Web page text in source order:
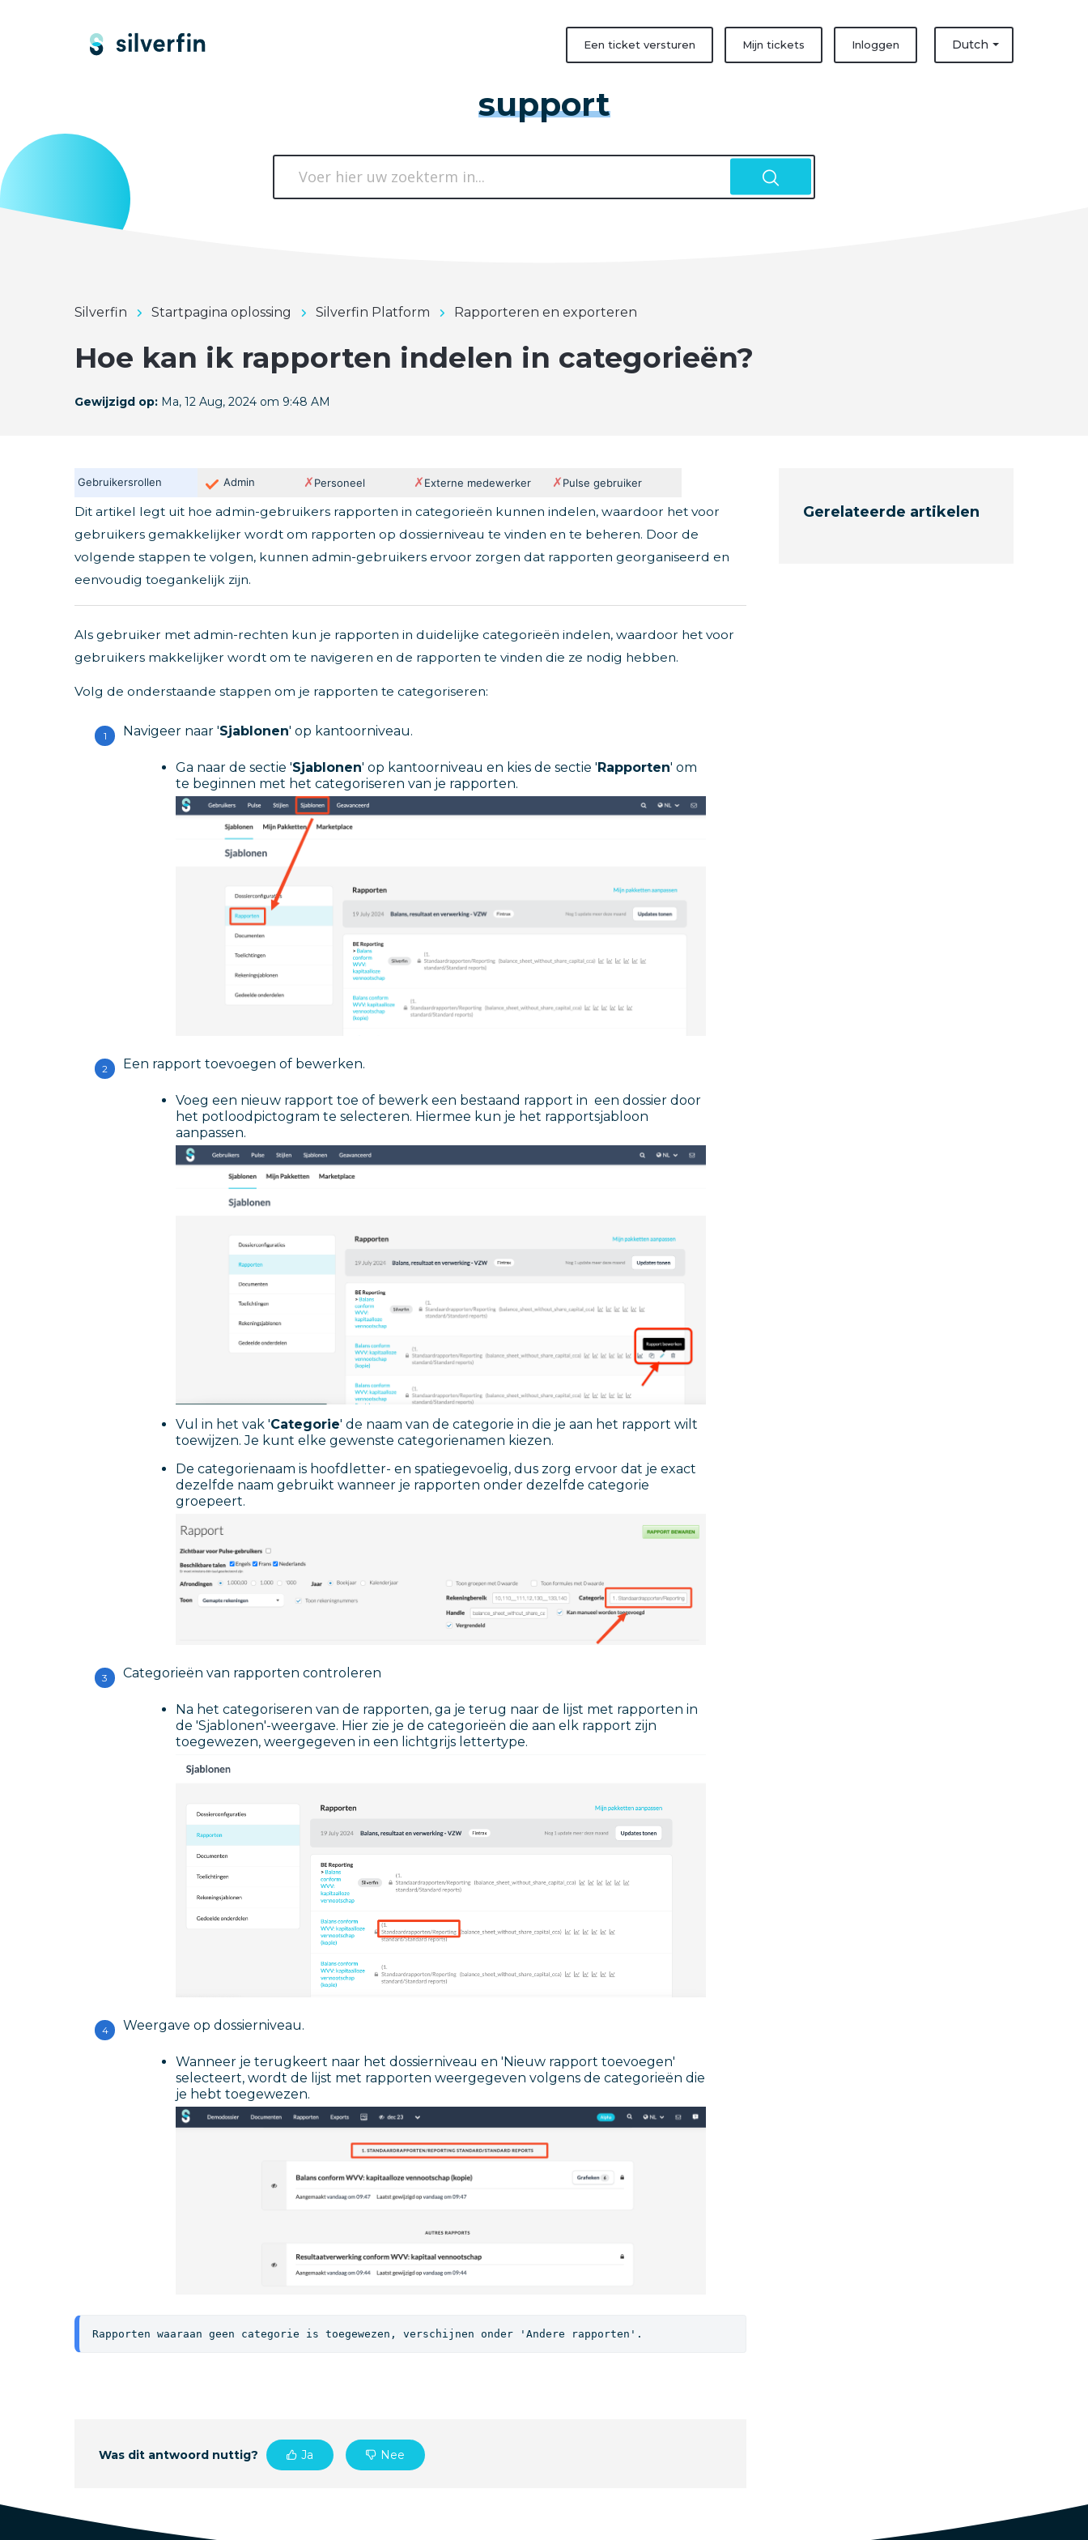
Een ticket versturen Mijn tickets Dutch
Inloggen
support
Silverfin Startpagina oplossing Silverfin Platform Rapporteren en exporteren
Hoe kan ik rapporten indelen in categorieën?
Gewijzigd op: Ma, 12 Aug, 2024 om 9:48 AM
Gebruikersrollen Admin ✗Personeel ✗Externe medewerker ✗Pulse gebruiker
Dit artikel legt uit hoe admin-gebruikers rapporten in categorieën kunnen indelen, waardoor het voor
gebruikers gemakkelijker wordt om rapporten op dossierniveau te vinden en te beheren. Door de
volgende stappen te volgen, kunnen admin-gebruikers ervoor zorgen dat rapporten georganiseerd en
eenvoudig toegankelijk zijn.
Als gebruiker met admin-rechten kun je rapporten in duidelijke categorieën indelen, waardoor het voor
gebruikers makkelijker wordt om te navigeren en de rapporten te vinden die ze nodig hebben.
Volg de onderstaande stappen om je rapporten te categoriseren:
Navigeer naar 'Sjablonen' op kantoorniveau.
Ga naar de sectie 'Sjablonen' op kantoorniveau en kies de sectie 'Rapporten' om
te beginnen met het categoriseren van je rapporten.
Een rapport toevoegen of bewerken.
Voeg een nieuw rapport toe of bewerk een bestaand rapport in een dossier door
het potloodpictogram te selecteren. Hiermee kun je het rapportsjabloon
aanpassen.
Vul in het vak 'Categorie' de naam van de categorie in die je aan het rapport wilt
toewijzen. Je kunt elke gewenste categorienamen kiezen.
De categorienaam is hoofdletter- en spatiegevoelig, dus zorg ervoor dat je exact
dezelfde naam gebruikt wanneer je rapporten onder dezelfde categorie
groepeert.
Categorieën van rapporten controleren
Na het categoriseren van de rapporten, ga je terug naar de lijst met rapporten in
de 'Sjablonen'-weergave. Hier zie je de categorieën die aan elk rapport zijn
toegewezen, weergegeven in een lichtgrijs lettertype.
Weergave op dossierniveau.
Wanneer je terugkeert naar het dossierniveau en 'Nieuw rapport toevoegen'
selecteert, wordt de lijst met rapporten weergegeven volgens de categorieën die
je hebt toegewezen.
Rapporten waaraan geen categorie is toegewezen, verschijnen onder 'Andere rapporten'.
Was dit antwoord nuttig? Ja Nee
Gerelateerde artikelen